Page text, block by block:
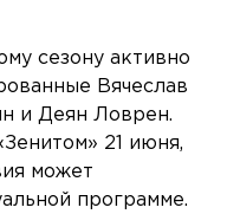
сезону активно
Вячеслав
и Деян Ловрен.
21 июня,
может
программе.